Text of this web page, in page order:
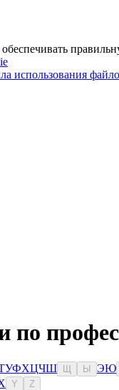
использования
по
УФХЦЧШ Ы ЭЮ
Y Z